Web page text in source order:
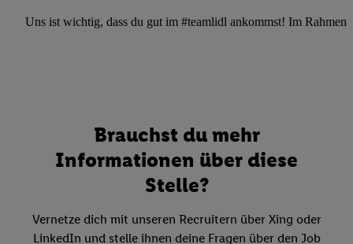
Uns ist wichtig, dass du gut im #teamlidl ankommst! Im Rahmen
Brauchst du mehr
Informationen über diese
Stelle?
Vernetze dich mit unseren Recruitern über Xing oder
LinkedIn und stelle ihnen deine Fragen über den Job